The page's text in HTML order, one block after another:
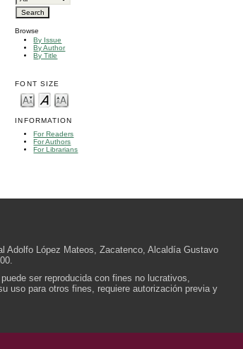
Browse
By Issue
By Author
By Title
FONT SIZE
INFORMATION
For Readers
For Authors
For Librarians
Adolfo López Mateos, Zacatenco, Alcaldía Gustavo
ser reproducida con fines no lucrativos,
uso para otros fines, requiere autorización previa y